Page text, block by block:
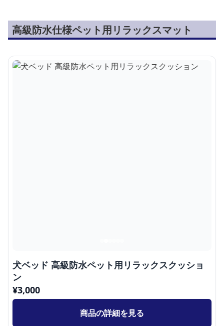
高級防水仕様ペット用リラックスマット
犬ベッド 高級防水ペット用リラックスクッショ
ン
¥3,000
商品の詳細を見る